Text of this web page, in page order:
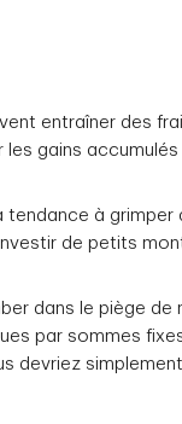
entraîner des
les gains
à grimper
de petits
dans le piège de
par sommes
devriez simplement